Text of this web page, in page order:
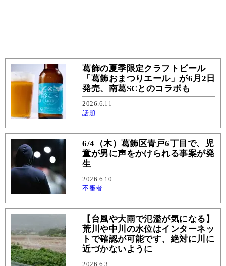
葛飾の夏季限定クラフトビール
「葛飾おまつりエール」が6月2日
発売、南葛SCとのコラボも
2026.6.11
話題
6/4（木）葛飾区青戸6丁目で、児
童が男に声をかけられる事案が発
生
2026.6.10
不審者
【台風や大雨で氾濫が気になる】
荒川や中川の水位はインターネッ
トで確認が可能です、絶対に川に
近づかないように
2026.6.3